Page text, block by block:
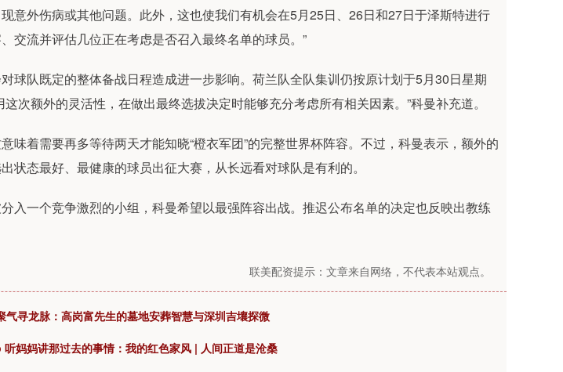
意外伤病或其他问题。此外，这也使我们有机会在5月25日、26日和27日于泽斯特进行
交流并评估几位正在考虑是否召入最终名单的球员。”
球队既定的整体备战日程造成进一步影响。荷兰队全队集训仍按原计划于5月30日星期
次额外的灵活性，在做出最终选拔决定时能够充分考虑所有相关因素。”科曼补充道。
味着需要再多等待两天才能知晓“橙衣军团”的完整世界杯阵容。不过，科曼表示，额外的
状态最好、最健康的球员出征大赛，从长远看对球队是有利的。
入一个竞争激烈的小组，科曼希望以最强阵容出战。推迟公布名单的决定也反映出教练
联美配资提示：文章来自网络，不代表本站观点。
气寻龙脉：高岗富先生的墓地安葬智慧与深圳吉壤探微
妈妈讲那过去的事情：我的红色家风 | 人间正道是沧桑